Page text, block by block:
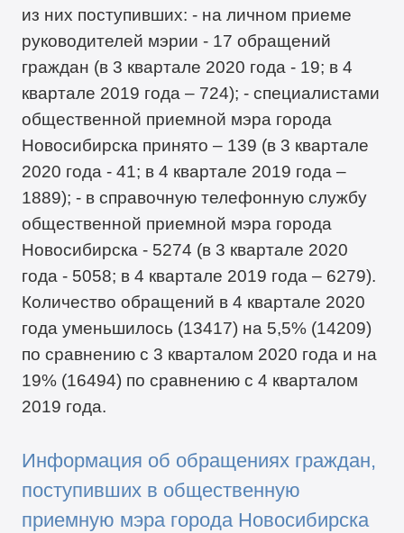
из них поступивших: - на личном приеме
руководителей мэрии - 17 обращений
граждан (в 3 квартале 2020 года - 19; в 4
квартале 2019 года – 724); - специалистами
общественной приемной мэра города
Новосибирска принято – 139 (в 3 квартале
2020 года - 41; в 4 квартале 2019 года –
1889); - в справочную телефонную службу
общественной приемной мэра города
Новосибирска - 5274 (в 3 квартале 2020
года - 5058; в 4 квартале 2019 года – 6279).
Количество обращений в 4 квартале 2020
года уменьшилось (13417) на 5,5% (14209)
по сравнению с 3 кварталом 2020 года и на
19% (16494) по сравнению с 4 кварталом
2019 года.
Информация об обращениях граждан,
поступивших в общественную
приемную мэра города Новосибирска